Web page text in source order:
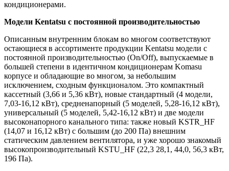
кондиционерами.
Модели Kentatsu с постоянной производительностью
Описанным внутренним блокам во многом соответствуют
остающиеся в ассортименте продукции Kentatsu модели с
постоянной производительностью (On/Off), выпускаемые в
большей степени в идентичном кондиционерам Komasu
корпусе и обладающие во многом, за небольшим
исключением, сходным функционалом. Это компактный
кассетный (3,66 и 5,36 кВт), новые стандартный (4 модели,
7,03-16,12 кВт), средненапорный (5 моделей, 5,28-16,12 кВт),
универсальный (5 моделей, 5,42-16,12 кВт) и две модели
высоконапорного канального типа: также новый KSTR_HF
(14,07 и 16,12 кВт) с большим (до 200 Па) внешним
статическим давлением вентилятора, и уже хорошо знакомый
высокопроизводительный KSTU_HF (22,3 28,1, 44,0, 56,3 кВт,
196 Па).